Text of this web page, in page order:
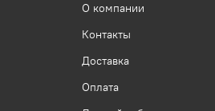
О компании
Контакты
Доставка
Оплата